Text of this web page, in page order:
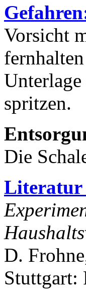
Vorsicht
spritzen.
Die
D.
Stuttgart: